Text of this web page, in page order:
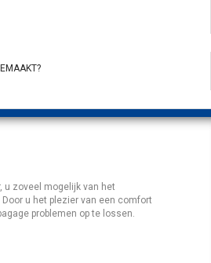
u zoveel mogelijk van het
u het plezier van een comfort
problemen op te lossen.